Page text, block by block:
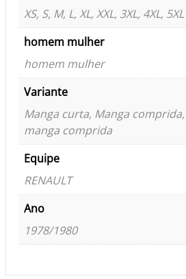
XS, S, M, L, XL, XXL, 3XL, 4XL, 5XL
homem mulher
homem mulher
Variante
Manga curta, Manga
manga comprida
Equipe
RENAULT
Ano
1978/1980